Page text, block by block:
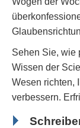
Sehen Sie, wie
Wissen der
Wesen richten,
verbessern.